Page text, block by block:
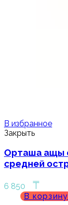
В избранное
Закрыть
Орташа ащы
средней
6 850 ₸
В корзину